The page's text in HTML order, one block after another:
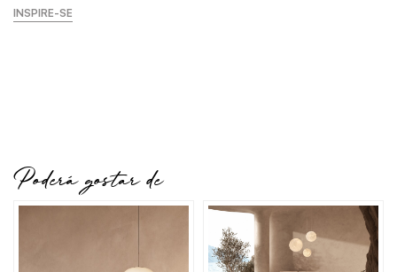
INSPIRE-SE
Poderá gostar de